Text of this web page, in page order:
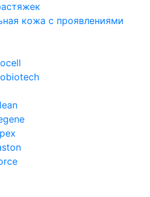
кожа с проявлениями